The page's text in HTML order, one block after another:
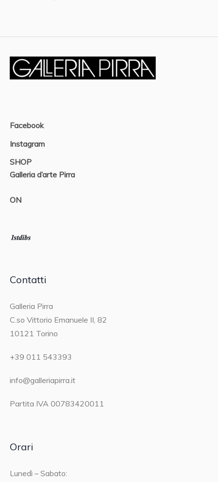
Facebook
Instagram
SHOP
Galleria d’arte Pirra
ON
Contatti
Galleria Pirra
C.so Vittorio Emanuele II, 82
10121 Torino
+39 011 543393
info@galleriapirra.it
Partita IVA 00783420011
Orari
Lunedì – Sabato: